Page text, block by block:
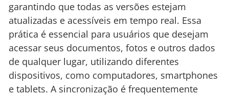
garantindo que todas as versões estejam
atualizadas e acessíveis em tempo real. Essa
prática é essencial para usuários que desejam
acessar seus documentos, fotos e outros dados
de qualquer lugar, utilizando diferentes
dispositivos, como computadores, smartphones
e tablets. A sincronização é frequentemente